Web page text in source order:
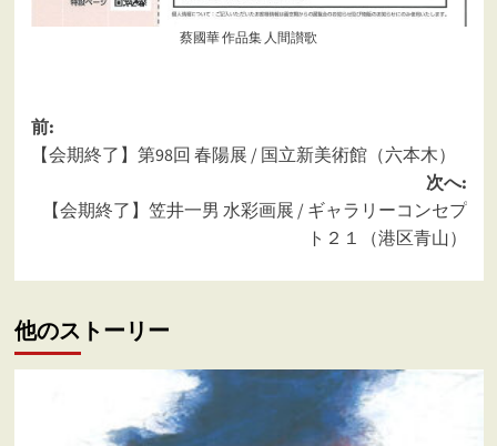
蔡國華 作品集 人間讃歌
投
稿
ナ
ゲ
ー
シ
前:
【会期終了】第98回 春陽展 / 国立新美術館（六本木）
次へ:
【会期終了】笠井一男 水彩画展 / ギャラリーコンセプ
ト２１（港区青山）
他のストーリー